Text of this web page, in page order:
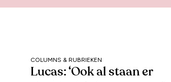
COLUMNS & RUBRIEKEN
Lucas: ‘Ook al staan er